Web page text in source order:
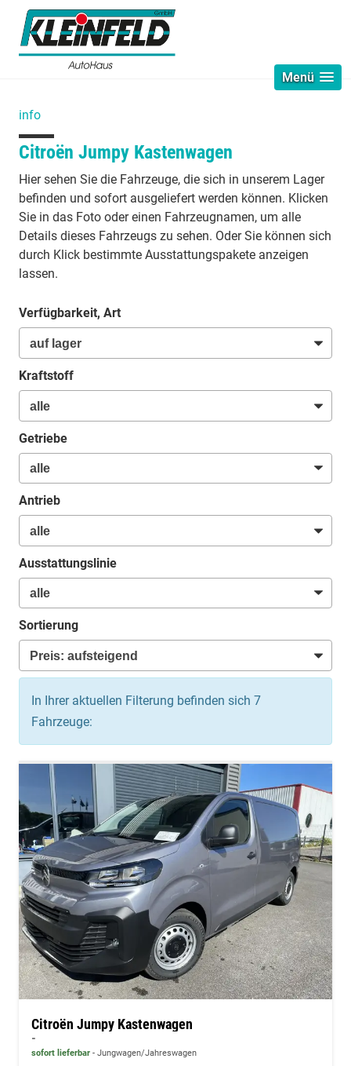
Menü
info
Citroën Jumpy Kastenwagen
Hier sehen Sie die Fahrzeuge, die sich in unserem Lager
befinden und sofort ausgeliefert werden können. Klicken
Sie in das Foto oder einen Fahrzeugnamen, um alle
Details dieses Fahrzeugs zu sehen. Oder Sie können sich
durch Klick bestimmte Ausstattungspakete anzeigen
lassen.
Verfügbarkeit, Art
Kraftstoff
Getriebe
Antrieb
Ausstattungslinie
Sortierung
In Ihrer aktuellen Filterung befinden sich 7
Fahrzeuge:
Citroën Jumpy Kastenwagen
-
sofort lieferbar Jungwagen/Jahreswagen